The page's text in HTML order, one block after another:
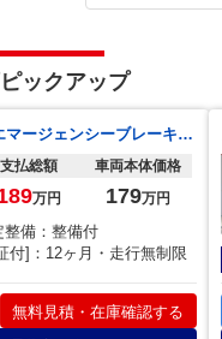
ックアップ
ノート １．２ Ｘ エマージェンシーブレーキ レーンキープ 社外７インチナビ／アラウンドビューモニター、ＥＴＣ、ドライブレコーダー、レンタアップ車両【防錆未施工】
支払総額
万円
車両本体価格
179万円
整備：整備付
付]：12ヶ月・走行無制限
無料見積・在庫確認する